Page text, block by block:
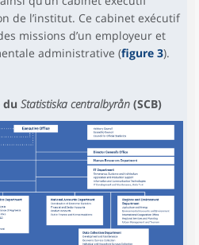
de l’institut. Ce cabinet exécutif
missions d’un employeur et
administrative (figure 3).
du Statistiska centralbyrån (SCB)